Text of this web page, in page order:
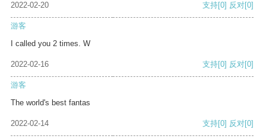
2022-02-20 支持[0] 反对[0]
游客
I called you 2 times. W
2022-02-16 支持[0] 反对[0]
游客
The world's best fantas
2022-02-14 支持[0] 反对[0]